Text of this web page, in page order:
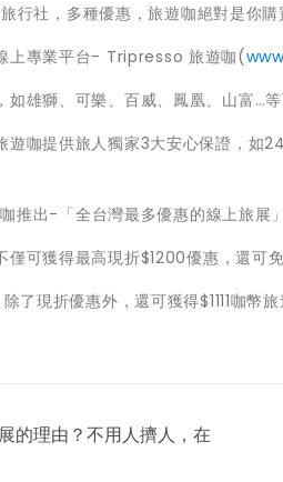
行社，多種優惠，旅遊咖絕對是你購
上專業平台- Tripresso 旅遊咖(
如雄獅、可樂、百威、鳳凰、山富…
遊咖提供旅人獨家3大安心保證，如
推出-「全台灣最多優惠的線上旅展」
僅可獲得最高現折$1200優惠，還可
除了現折優惠外，還可獲得$1111咖
的理由？不用人擠人，在